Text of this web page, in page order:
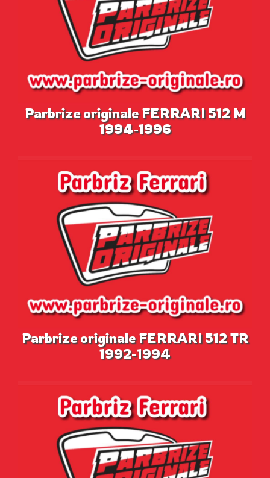
Parbrize originale FERRARI 512 M
1994-1996
Parbrize originale FERRARI 512 TR
1992-1994